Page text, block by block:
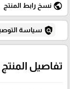
public نسخ رابط المنتج
policy سياسة
تفاصيل المنتج